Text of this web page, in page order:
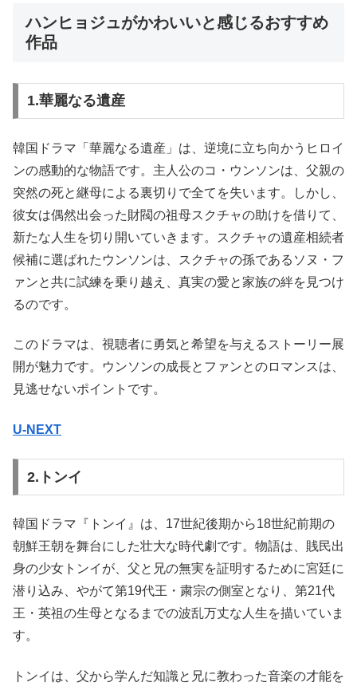
ハンヒョジュがかわいいと感じるおすすめ
作品
1.華麗なる遺産
韓国ドラマ「華麗なる遺産」は、逆境に立ち向かうヒロイ
ンの感動的な物語です。主人公のコ・ウンソンは、父親の
突然の死と継母による裏切りで全てを失います。しかし、
彼女は偶然出会った財閥の祖母スクチャの助けを借りて、
新たな人生を切り開いていきます。スクチャの遺産相続者
候補に選ばれたウンソンは、スクチャの孫であるソヌ・フ
ァンと共に試練を乗り越え、真実の愛と家族の絆を見つけ
るのです。
このドラマは、視聴者に勇気と希望を与えるストーリー展
開が魅力です。ウンソンの成長とファンとのロマンスは、
見逃せないポイントです。
U-NEXT
2.トンイ
韓国ドラマ『トンイ』は、17世紀後期から18世紀前期の
朝鮮王朝を舞台にした壮大な時代劇です。物語は、賎民出
身の少女トンイが、父と兄の無実を証明するために宮廷に
潜り込み、やがて第19代王・粛宗の側室となり、第21代
王・英祖の生母となるまでの波乱万丈な人生を描いていま
す。
トンイは、父から学んだ知識と兄に教わった音楽の才能を